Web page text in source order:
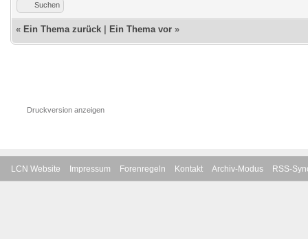
Suchen
« Ein Thema zurück Ein Thema vor »
Druckversion anzeigen
LCN Website Impressum Forenregeln Kontakt Archiv-Modus RSS-